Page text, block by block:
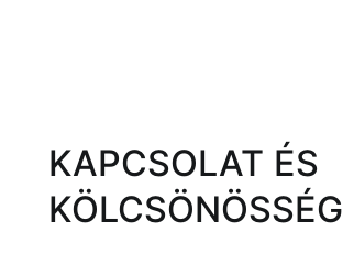
KAPCSOLAT ÉS
KÖLCSÖNÖSSÉG